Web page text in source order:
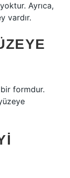
Ayrıca,
vardır.
formdur.